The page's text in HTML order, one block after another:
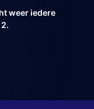
weer iedere